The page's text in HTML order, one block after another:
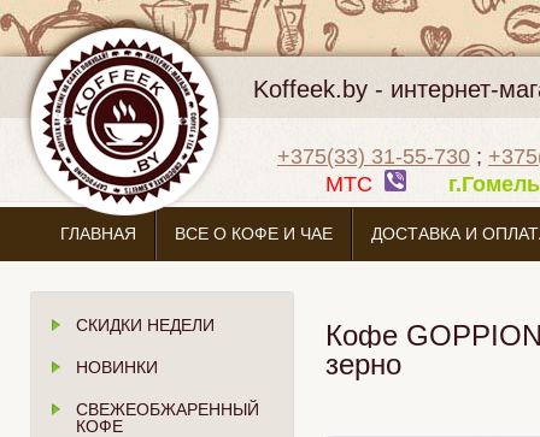
Koffeek.by - интернет-
+375(33) 31-55-730 ;
МТС
ГЛАВНАЯ ВСЕ О КОФЕ И ЧАЕ ДОСТАВКА И
СКИДКИ НЕДЕЛИ
НОВИНКИ
СВЕЖЕОБЖАРЕННЫЙ
КОФЕ
Кофе
зерно